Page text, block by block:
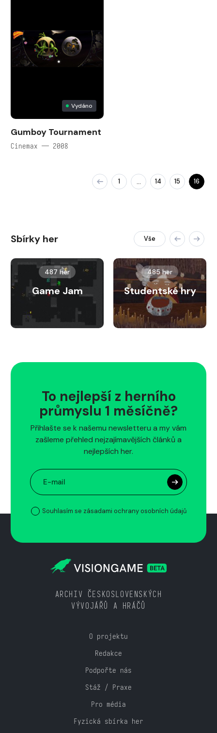
Vydáno
Gumboy Tournament
Cinemax — 2008
1 … 14 15 16
Sbírky her Vše
487 her
Game Jam
485 her
Studentské hry
To nejlepší z herního
průmyslu 1 měsíčně?
Přihlašte se k našemu newsletteru a my vám
zašleme přehled nejzajímavějších článků a
nejlepších her.
Souhlasím se zásadami ochrany osobních údajů
ARCHIV ČESKOSLOVENSKÝCH
VÝVOJÁŘŮ A HRÁČŮ
O projektu
Redakce
Podpořte nás
Stáž / Praxe
Pro média
Fyzická sbírka her